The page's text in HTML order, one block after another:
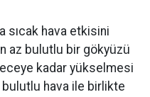
sıcak hava etkisini
az bulutlu bir gökyüzü
kadar yükselmesi
bulutlu hava ile birlikte